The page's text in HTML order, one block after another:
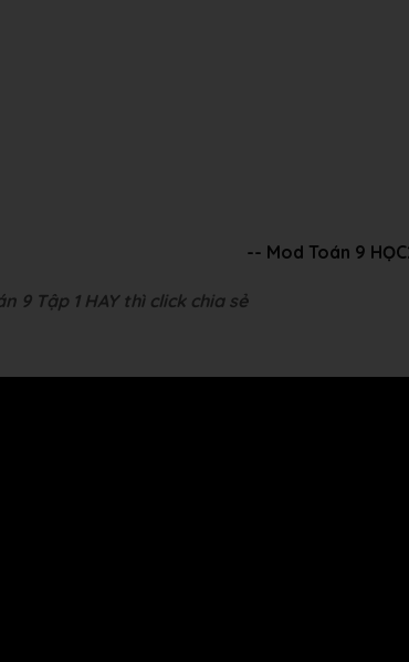
-- Mod Toán 9
9 Tập 1 HAY thì click chia sẻ